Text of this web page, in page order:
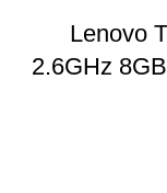
Lenovo
2.6GHz